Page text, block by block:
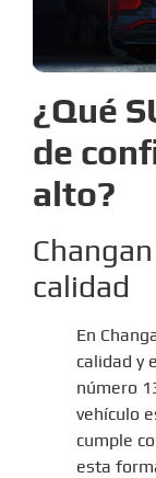
¿Qué
de
alto?
calidad
En
calidad y
número
vehículo
cumple
esta